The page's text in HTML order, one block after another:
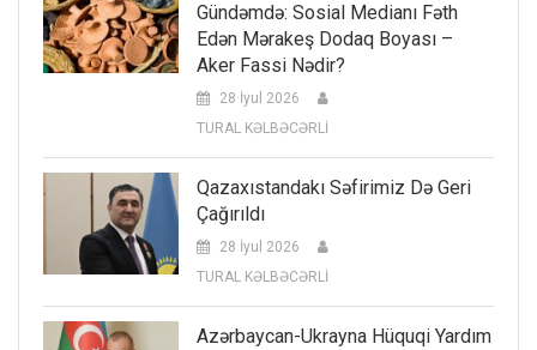
Gündəmdə: Sosial Medianı Fəth
Edən Mərakeş Dodaq Boyası –
Aker Fassi Nədir?
28 İyul 2026
TURAL KƏLBƏCƏRLİ
Qazaxıstandakı Səfirimiz Də Geri
Çağırıldı
28 İyul 2026
TURAL KƏLBƏCƏRLİ
Azərbaycan-Ukrayna Hüquqi Yardım